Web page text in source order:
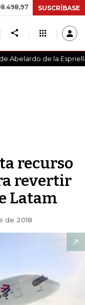
+$ 8.753,81 +2,19%
SUSCRÍBASE
Abelardo de la
recurso
revertir
Latam
de 2018